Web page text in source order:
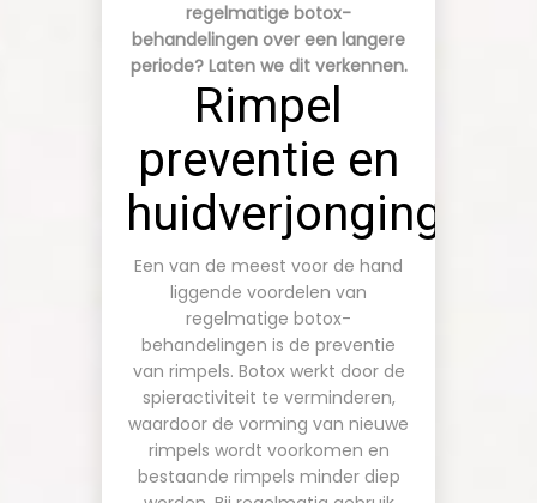
YOUR CART IS EMPTY!
regelmatige botox-
behandelingen over een langere
periode? Laten we dit verkennen.
Rimpel
preventie en
huidverjonging
Een van de meest voor de hand
liggende voordelen van
regelmatige botox-
behandelingen is de preventie
van rimpels. Botox werkt door de
spieractiviteit te verminderen,
waardoor de vorming van nieuwe
rimpels wordt voorkomen en
bestaande rimpels minder diep